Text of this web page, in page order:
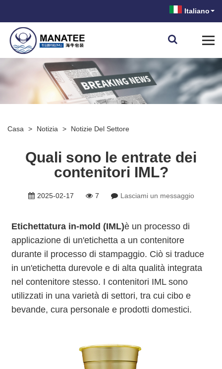
Italiano
Casa > Notizia > Notizie Del Settore
Quali sono le entrate dei
contenitori IML?
2025-02-17 7 Lasciami un messaggio
Etichettatura in-mold (IML)è un processo di
applicazione di un'etichetta a un contenitore
durante il processo di stampaggio. Ciò si traduce
in un'etichetta durevole e di alta qualità integrata
nel contenitore stesso. I contenitori IML sono
utilizzati in una varietà di settori, tra cui cibo e
bevande, cura personale e prodotti domestici.